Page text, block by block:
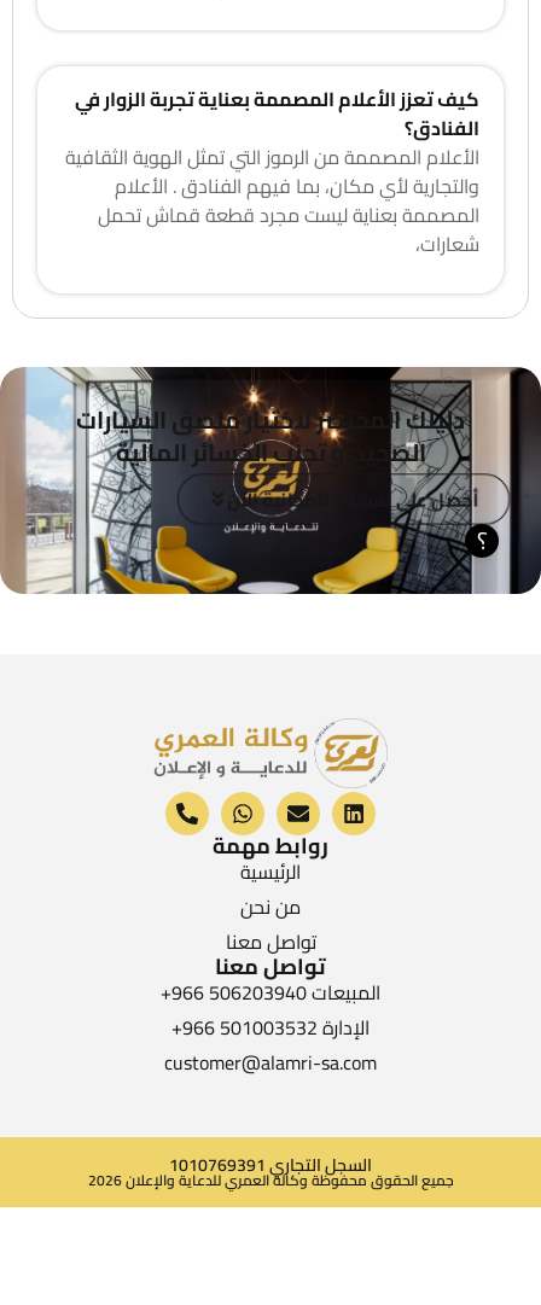
كيف تعزز الأعلام المصممة بعناية تجربة الزوار في
الفنادق؟
الأعلام المصممة من الرموز التي تمثل الهوية الثقافية
والتجارية لأي مكان، بما فيهم الفنادق . الأعلام
المصممة بعناية ليست مجرد قطعة قماش تحمل
شعارات،
دليلك المختصر لاختيار ملصق السيارات
الصحيح و تجنب الخسائر المالية
أحصل على نسختك المجانية الآن
؟
روابط مهمة
الرئيسية
من نحن
تواصل معنا
تواصل معنا
المبيعات 506203940 966+
الإدارة 501003532 966+
customer@alamri-sa.com
جميع الحقوق محفوظة وكالة العمري للدعاية والإعلان 2026
السجل التجاري 1010769391